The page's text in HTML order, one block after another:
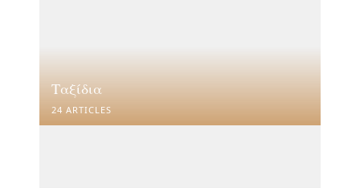
Ταξίδια
24 ARTICLES